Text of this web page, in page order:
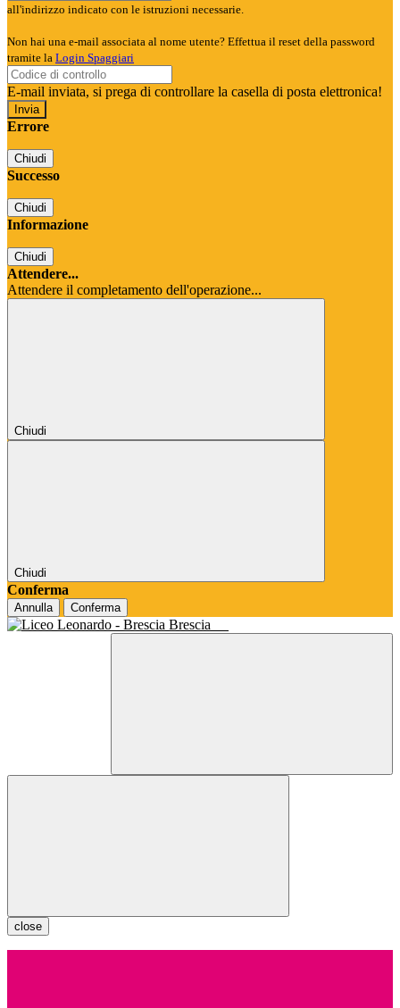
all'indirizzo indicato con le istruzioni necessarie.
Non hai una e-mail associata al nome utente? Effettua il reset della password
tramite la Login Spaggiari
E-mail inviata, si prega di controllare la casella di posta elettronica!
Errore
Chiudi
Successo
Chiudi
Informazione
Chiudi
Attendere...
Attendere il completamento dell'operazione...
Chiudi
Chiudi
Conferma
Annulla Conferma
Brescia
close